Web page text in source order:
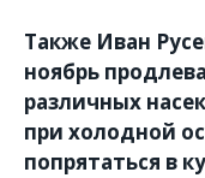
Также Иван
ноябрь
различных
при холодной
попрятаться в